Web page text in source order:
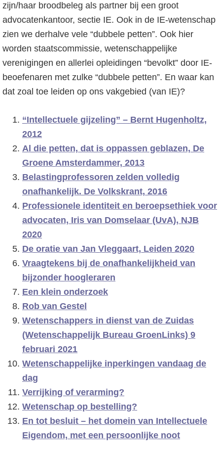
zijn/haar broodbeleg als partner bij een groot
advocatenkantoor, sectie IE. Ook in de IE-wetenschap
zien we derhalve vele “dubbele petten”. Ook hier
worden staatscommissie, wetenschappelijke
verenigingen en allerlei opleidingen “bevolkt” door IE-
beoefenaren met zulke “dubbele petten”. En waar kan
dat zoal toe leiden op ons vakgebied (van IE)?
“Intellectuele gijzeling” – Bernt Hugenholtz,
2012
Al die petten, dat is oppassen geblazen, De
Groene Amsterdammer, 2013
Belastingprofessoren zelden volledig
onafhankelijk. De Volkskrant, 2016
Professionele identiteit en beroepsethiek voor
advocaten, Iris van Domselaar (UvA), NJB
2020
De oratie van Jan Vleggaart, Leiden 2020
Vraagtekens bij de onafhankelijkheid van
bijzonder hoogleraren
Een klein onderzoek
Rob van Gestel
Wetenschappers in dienst van de Zuidas
(Wetenschappelijk Bureau GroenLinks) 9
februari 2021
Wetenschappelijke inperkingen vandaag de
dag
Verrijking of verarming?
Wetenschap op bestelling?
En tot besluit – het domein van Intellectuele
Eigendom, met een persoonlijke noot